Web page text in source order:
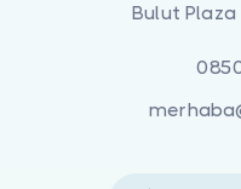
Bulut